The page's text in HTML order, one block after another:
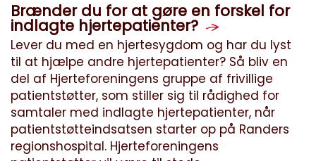
Brænder du for at gøre en forskel for
indlagte hjertepatienter?
Lever du med en hjertesygdom og har du lyst
til at hjælpe andre hjertepatienter? Så bliv en
del af Hjerteforeningens gruppe af frivillige
patientstøtter, som stiller sig til rådighed for
samtaler med indlagte hjertepatienter, når
patientstøtteindsatsen starter op på Randers
regionshospital. Hjerteforeningens